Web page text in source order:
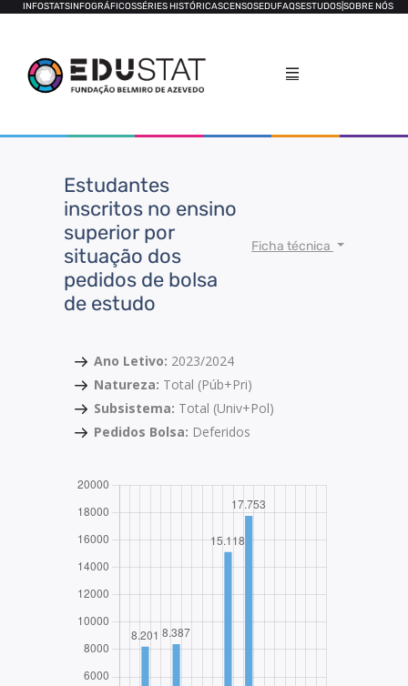
INFOSTATSINFOGRÁFICOSSÉRIES HISTÓRICASCENSOSEDUFAQSESTUDOSSOBRE NÓS
Estudantes
inscritos no ensino
superior por
situação dos
pedidos de bolsa
de estudo
Ficha técnica
Ano Letivo: 2023/2024
Natureza: Total (Púb+Pri)
Subsistema: Total (Univ+Pol)
Pedidos Bolsa: Deferidos